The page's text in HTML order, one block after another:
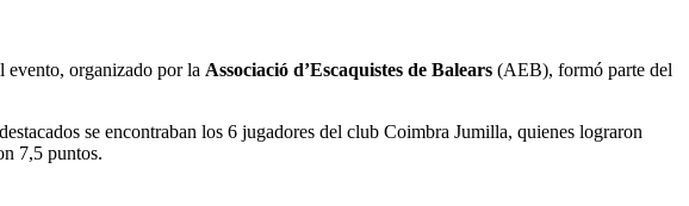
evento, organizado por la Associació d’Escaquistes de Balears (AEB), formó parte del
se encontraban los 6 jugadores del club Coimbra Jumilla, quienes lograron
7,5 puntos.